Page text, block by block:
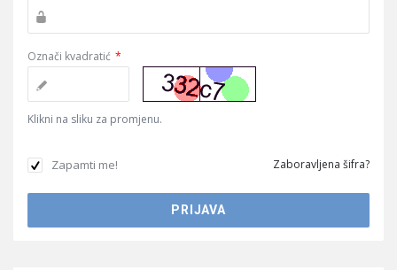
Označi kvadratić *
Klikni na sliku za promjenu.
Zapamti me! Zaboravljena šifra?